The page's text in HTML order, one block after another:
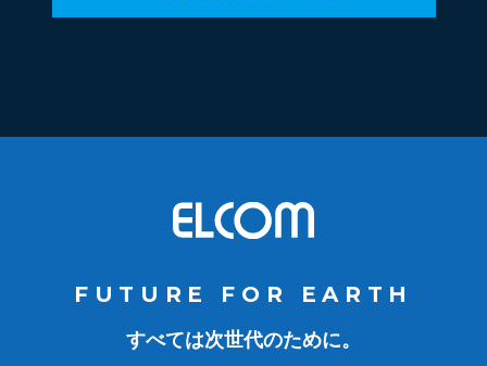
FUTURE FOR EARTH
すべては次世代のために。